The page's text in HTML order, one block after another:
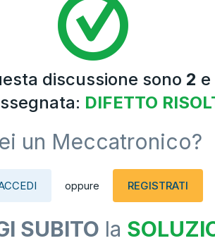
discussione sono 2
DIFETTO
un Meccatronico?
oppure REGISTRATI
SUBITO la